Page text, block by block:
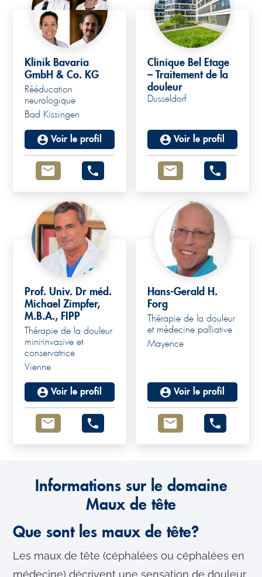
Klinik Bavaria
GmbH & Co. KG
Rééducation
neurologique
Bad Kissingen
Voir le profil
Clinique Bel Etage
– Traitement de la
douleur
Dusseldorf
Voir le profil
Prof. Univ. Dr méd.
Michael Zimpfer,
M.B.A., FIPP
Thérapie de la douleur
mini-invasive et
conservatrice
Vienne
Voir le profil
Hans-Gerald H.
Forg
Thérapie de la douleur
et médecine palliative
Mayence
Voir le profil
Informations sur le domaine
Maux de tête
Que sont les maux de tête?
Les maux de tête (céphalées ou céphalées en